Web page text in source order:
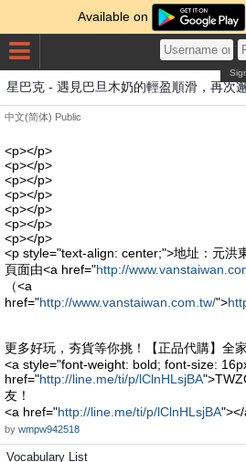
Available on
星巴克 - 遇見巴旦木奶的輕盈順滑，再次
中文(简体) Public
<p></p>
<p></p>
<p></p>
<p></p>
<p></p>
<p></p>
<p></p>
<p style="text-align: center;">地址：元洪
頁面由<a href="http://
（<a
href="http://www.vanstaiwan.com.tw/">
更多好玩，夯貨等你挑！【正品代購】全
<a style="font-weight: bold; font-size:
href="http://line.me/ti/p/lClnHLsjBA
友！
<a href="http://line.me/ti/p/lClnHLsjBA
by wmpw942518
Vocabulary List